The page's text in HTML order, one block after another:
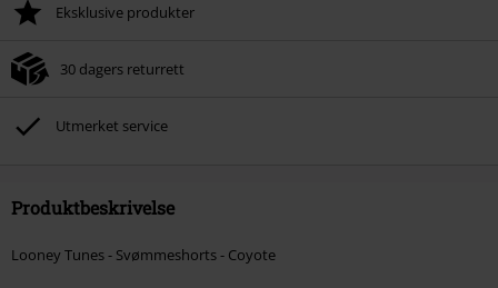
Eksklusive produkter
30 dagers returrett
Utmerket service
Produktbeskrivelse
Looney Tunes - Svømmeshorts - Coyote